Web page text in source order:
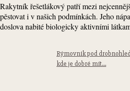
Rakytník řešetlákový patří mezi
pěstovat i v našich podmínkách. Jeho
doslova nabité biologicky aktivními
Rýmovník pod
kde je dobré mít...